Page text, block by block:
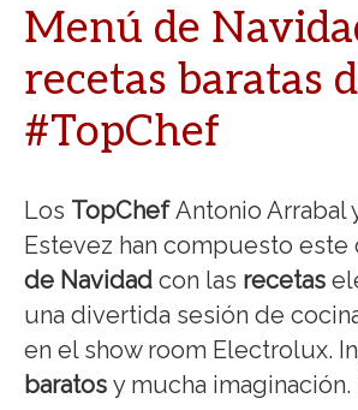
Menú de
recetas baratas
#TopChef
Los TopChefAntonio Arrabal
Estevez han compuesto este
de Navidad con las recetas
una divertida sesión de
en el show room Electrolux.
baratos y mucha imaginación.